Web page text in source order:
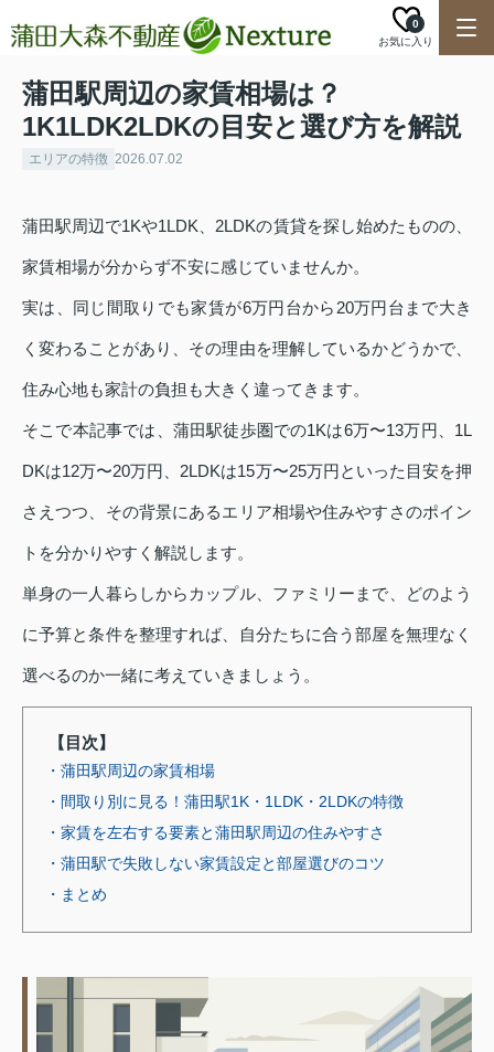
お気に入り
0
蒲田駅周辺の家賃相場は？
1K1LDK2LDKの目安と選び方を解説
エリアの特徴 2026.07.02
蒲田駅周辺で1Kや1LDK、2LDKの賃貸を探し始めたものの、
家賃相場が分からず不安に感じていませんか。
実は、同じ間取りでも家賃が6万円台から20万円台まで大き
く変わることがあり、その理由を理解しているかどうかで、
住み心地も家計の負担も大きく違ってきます。
そこで本記事では、蒲田駅徒歩圏での1Kは6万〜13万円、1L
DKは12万〜20万円、2LDKは15万〜25万円といった目安を押
さえつつ、その背景にあるエリア相場や住みやすさのポイン
トを分かりやすく解説します。
単身の一人暮らしからカップル、ファミリーまで、どのよう
に予算と条件を整理すれば、自分たちに合う部屋を無理なく
選べるのか一緒に考えていきましょう。
【目次】
・蒲田駅周辺の家賃相場
・間取り別に見る！蒲田駅1K・1LDK・2LDKの特徴
・家賃を左右する要素と蒲田駅周辺の住みやすさ
・蒲田駅で失敗しない家賃設定と部屋選びのコツ
・まとめ